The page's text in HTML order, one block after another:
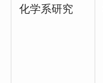
化学系研究